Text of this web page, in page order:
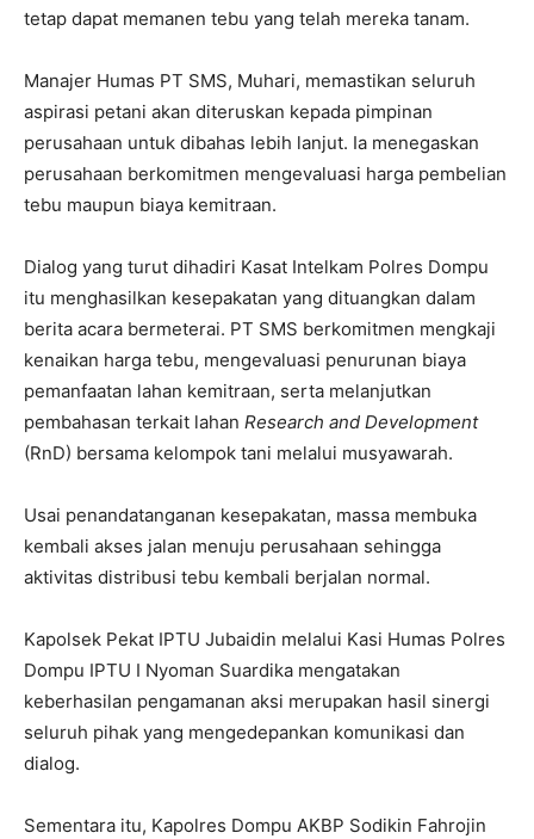
tetap dapat memanen tebu yang telah mereka tanam.
Manajer Humas PT SMS, Muhari, memastikan seluruh
aspirasi petani akan diteruskan kepada pimpinan
perusahaan untuk dibahas lebih lanjut. Ia menegaskan
perusahaan berkomitmen mengevaluasi harga pembelian
tebu maupun biaya kemitraan.
Dialog yang turut dihadiri Kasat Intelkam Polres Dompu
itu menghasilkan kesepakatan yang dituangkan dalam
berita acara bermeterai. PT SMS berkomitmen mengkaji
kenaikan harga tebu, mengevaluasi penurunan biaya
pemanfaatan lahan kemitraan, serta melanjutkan
pembahasan terkait lahan Research and Development
(RnD) bersama kelompok tani melalui musyawarah.
Usai penandatanganan kesepakatan, massa membuka
kembali akses jalan menuju perusahaan sehingga
aktivitas distribusi tebu kembali berjalan normal.
Kapolsek Pekat IPTU Jubaidin melalui Kasi Humas Polres
Dompu IPTU I Nyoman Suardika mengatakan
keberhasilan pengamanan aksi merupakan hasil sinergi
seluruh pihak yang mengedepankan komunikasi dan
dialog.
Sementara itu, Kapolres Dompu AKBP Sodikin Fahrojin